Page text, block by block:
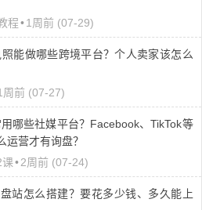
程•1周前 (07-29)
能做哪些跨境平台？个人卖家该怎么
周前 (07-27)
哪些社媒平台？Facebook、TikTok等
运营才有询盘？
课•2周前 (07-24)
站怎么搭建？要花多少钱、多久能上